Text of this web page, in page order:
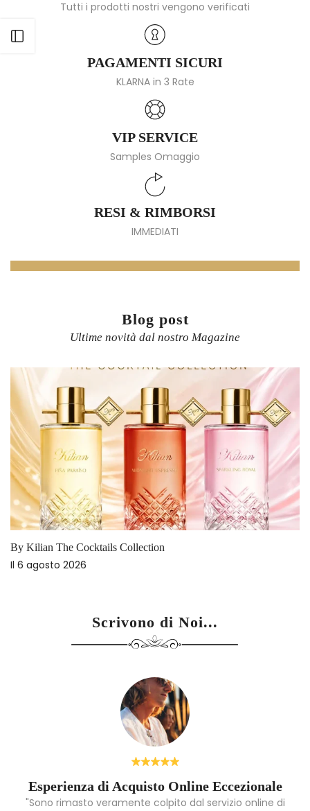
Tutti i prodotti nostri vengono verificati
PAGAMENTI SICURI
KLARNA in 3 Rate
VIP SERVICE
Samples Omaggio
RESI & RIMBORSI
IMMEDIATI
Blog post
Ultime novità dal nostro Magazine
By Kilian The Cocktails Collection
Il 6 agosto 2026
Scrivono di Noi...
Esperienza di Acquisto Online Eccezionale
"Sono rimasto veramente colpito dal servizio online di